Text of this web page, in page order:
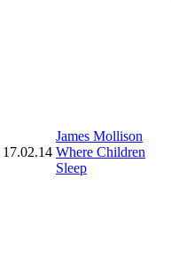
17.02.14
James Mollison
Where Children
Sleep